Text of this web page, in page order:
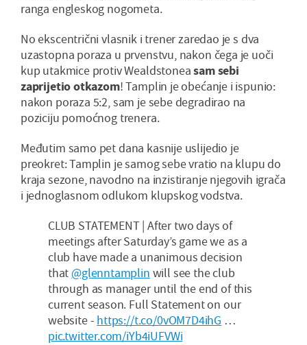
ranga engleskog nogometa.
No ekscentrični vlasnik i trener zaredao je s dva
uzastopna poraza u prvenstvu, nakon čega je uoči
kup utakmice protiv Wealdstoneasam sebi
zaprijetio otkazom! Tamplin je obećanje i ispunio:
nakon poraza 5:2, sam je sebe degradirao na
poziciju pomoćnog trenera.
Međutim samo pet dana kasnije uslijedio je
preokret: Tamplin je samog sebe vratio na klupu do
kraja sezone, navodno na inzistiranje njegovih igrača
i jednoglasnom odlukom klupskog vodstva.
CLUB STATEMENT | After two days of
meetings after Saturday’s game we as a
club have made a unanimous decision
that @glenntamplin will see the club
through as manager until the end of this
current season. Full Statement on our
website - https://t.co/0vOM7D4ihG …
pic.twitter.com/iYb4iUFVWi